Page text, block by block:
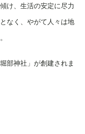
け、生活の安定に尽力
なく、やがて人々は地
部神社」が創建されま